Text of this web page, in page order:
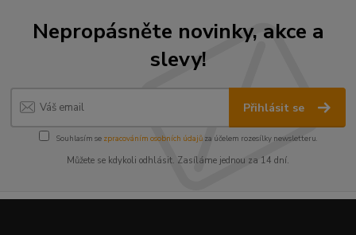
Nepropásněte novinky, akce a
slevy!
Přihlásit se
Souhlasím se zpracováním osobních údajůza účelem rozesílky newsletteru.
Můžete se kdykoli odhlásit. Zasíláme jednou za 14 dní.